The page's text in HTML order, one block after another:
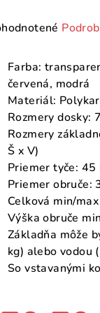
Farba:
červená, modrá
Materiál:
Rozmery dosky:
Rozmery
Š x V)
Priemer tyče: 45
Priemer obruče:
Celková min/
Výška obruče
Základňa môže
kg) alebo vodou
So vstavanými